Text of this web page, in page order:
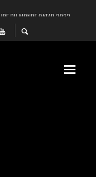
DU MONDE QATAR 2022
SERVICE! EST-CE UNE CYBER-
EN ULTRA-HAUTE DÉFINITION
HABITÉ DE SPACEX
BEN ALI, SERA-T-IL ENTERRÉ EN